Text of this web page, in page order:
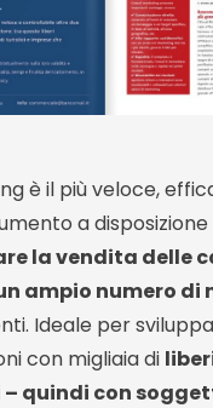
è il più veloce,
a
la vendita delle
ampio numero di
Ideale per
con migliaia di
quindi con